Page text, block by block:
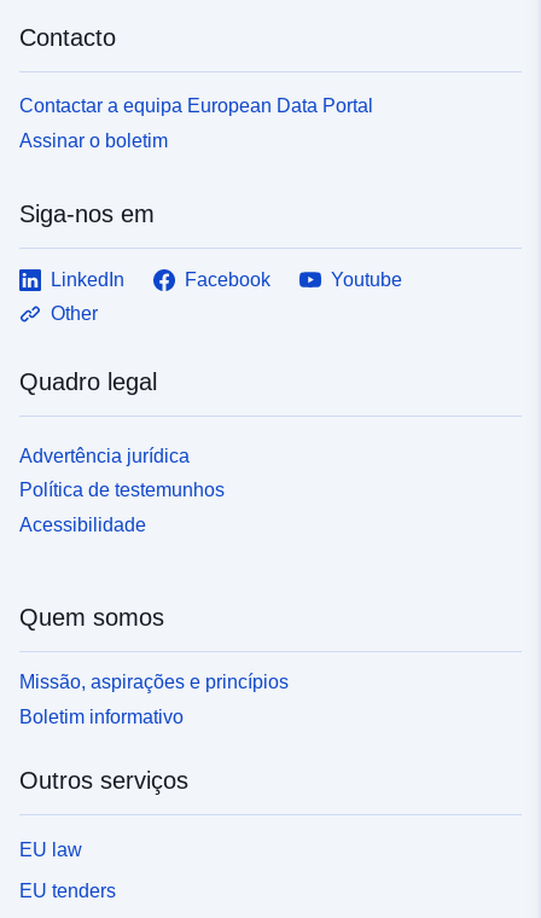
Contacto
Contactar a equipa European Data Portal
Assinar o boletim
Siga-nos em
LinkedIn Facebook
Youtube
Other
Quadro legal
Advertência jurídica
Política de testemunhos
Acessibilidade
Quem somos
Missão, aspirações e princípios
Boletim informativo
Outros serviços
EU law
EU tenders